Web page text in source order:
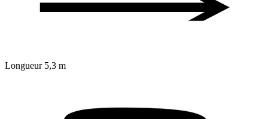
Longueur 5,3 m